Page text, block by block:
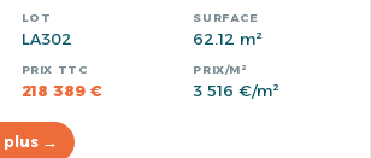
LA302 62.12 m²
218 389 € 3 516 €/m²
plus →